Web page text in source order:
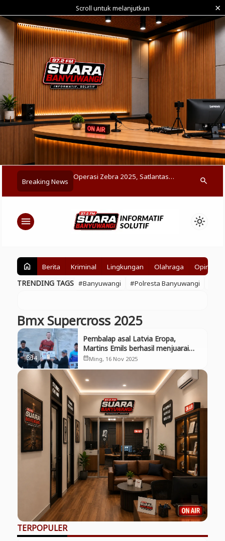
Scroll untuk melanjutkan ×
Breaking News
Operasi Zebra 2025, Satlantas
Polresta Banyuwangi Tertibkan
Balap Liar di Rogojampi
Ratusan Pelajar Banyuwangi
Meriahkan Lomba Kreasi Baris
Berbaris
search
menu light_mode
home Berita Kriminal Lingkungan Olahraga Opini
TRENDING TAGS #Banyuwangi #Polresta Banyuwangi
Bmx Supercross 2025
photo_camera4
Pembalap asal Latvia Eropa,
Martins Emils berhasil menjuarai
Kejuaraan Internasional
Banyuwangi BMX Supercross 2025
calendar_monthMing, 16 Nov 2025
TERPOPULER